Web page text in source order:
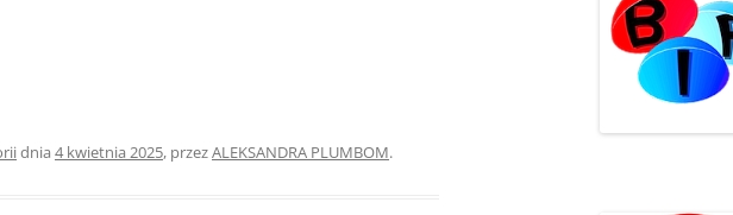
dnia 4 kwietnia 2025, przezALEKSANDRA PLUMBOM.